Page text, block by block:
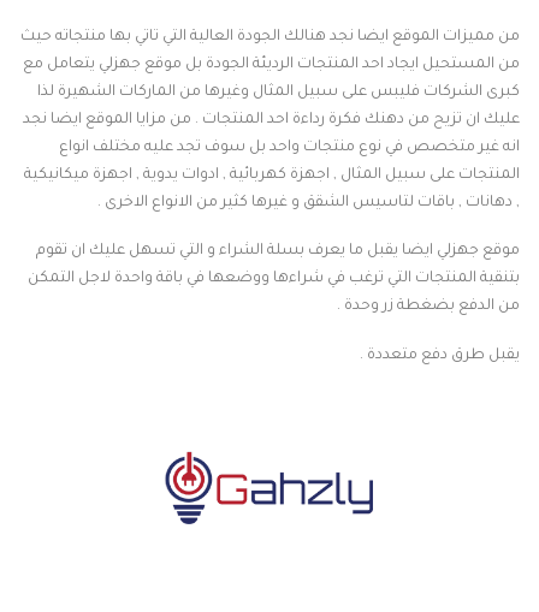
من مميزات الموقع ايضا نجد هنالك الجودة العالية التي تاتي بها منتجاته حيث
من المستحيل ايجاد احد المنتجات الرديئة الجودة بل موقع جهزلي يتعامل مع
كبرى الشركات فليبس على سبيل المثال وغيرها من الماركات الشهيرة لذا
عليك ان تزيح من دهنك فكرة رداءة احد المنتجات . من مزايا الموقع ايضا نجد
انه غير متخصص في نوع منتجات واحد بل سوف تجد عليه مختلف انواع
المنتجات على سبيل المثال , اجهزة كهربائية , ادوات يدوية , اجهزة ميكانيكية
, دهانات , باقات لتاسيس الشقق و غيرها كثير من الانواع الاخرى .
موقع جهزلي ايضا يقبل ما يعرف بسلة الشراء و التي تسهل عليك ان تقوم
بتنقية المنتجات التي ترغب في شراءها ووضعها في باقة واحدة لاجل التمكن
من الدفع بضغطة زر وحدة .
يقبل طرق دفع متعددة .